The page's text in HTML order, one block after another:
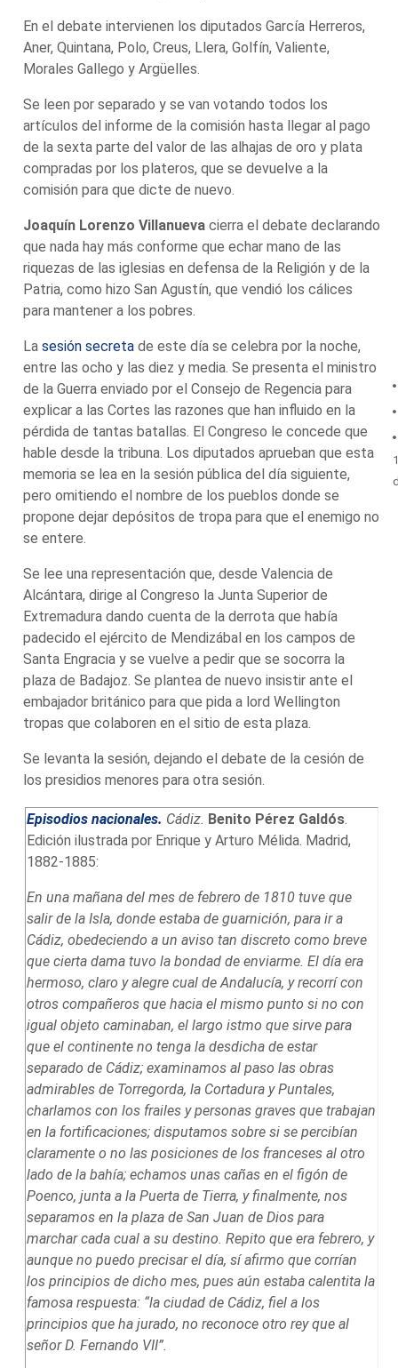
En el debate intervienen los diputados García Herreros,
Aner, Quintana, Polo, Creus, Llera, Golfín, Valiente,
Morales Gallego y Argüelles.
Se leen por separado y se van votando todos los
artículos del informe de la comisión hasta llegar al pago
de la sexta parte del valor de las alhajas de oro y plata
compradas por los plateros, que se devuelve a la
comisión para que dicte de nuevo.
Joaquín Lorenzo Villanueva cierra el debate declarando
que nada hay más conforme que echar mano de las
riquezas de las iglesias en defensa de la Religión y de la
Patria, como hizo San Agustín, que vendió los cálices
para mantener a los pobres.
Lasesión secreta de este día se celebra por la noche,
entre las ocho y las diez y media. Se presenta el ministro
de la Guerra enviado por el Consejo de Regencia para
explicar a las Cortes las razones que han influido en la
pérdida de tantas batallas. El Congreso le concede que
hable desde la tribuna. Los diputados aprueban que esta
memoria se lea en la sesión pública del día siguiente,
pero omitiendo el nombre de los pueblos donde se
propone dejar depósitos de tropa para que el enemigo no
se entere.
Se lee una representación que, desde Valencia de
Alcántara, dirige al Congreso la Junta Superior de
Extremadura dando cuenta de la derrota que había
padecido el ejército de Mendizábal en los campos de
Santa Engracia y se vuelve a pedir que se socorra la
plaza de Badajoz. Se plantea de nuevo insistir ante el
embajador británico para que pida a lord Wellington
tropas que colaboren en el sitio de esta plaza.
Se levanta la sesión, dejando el debate de la cesión de
los presidios menores para otra sesión.
Episodios nacionales. Cádiz. Benito Pérez Galdós
Edición ilustrada por Enrique y Arturo Mélida. Madrid,
1882-1885:
En una mañana del mes de febrero de 1810 tuve que
salir de la Isla, donde estaba de guarnición, para ir a
Cádiz, obedeciendo a un aviso tan discreto como breve
que cierta dama tuvo la bondad de enviarme. El día era
hermoso, claro y alegre cual de Andalucía, y recorrí con
otros compañeros que hacia el mismo punto si no con
igual objeto caminaban, el largo istmo que sirve para
que el continente no tenga la desdicha de estar
separado de Cádiz; examinamos al paso las obras
admirables de Torregorda, la Cortadura y Puntales,
charlamos con los frailes y personas graves que trabajan
en la fortificaciones; disputamos sobre si se percibían
claramente o no las posiciones de los franceses al otro
lado de la bahía; echamos unas cañas en el figón de
Poenco, junta a la Puerta de Tierra, y finalmente, nos
separamos en la plaza de San Juan de Dios para
marchar cada cual a su destino. Repito que era febrero, y
aunque no puedo precisar el día, sí afirmo que corrían
los principios de dicho mes, pues aún estaba calentita la
famosa respuesta: “la ciudad de Cádiz, fiel a los
principios que ha jurado, no reconoce otro rey que al
señor D. Fernando VII”.